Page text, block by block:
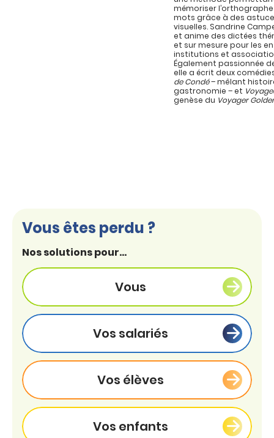
mémoriser
mots grâce à des
visuelles. Sandrine
et anime des dictées
et sur mesure pour les
institutions et
Également passionnée
elle a écrit deux
de Condé– mêlant
gastronomie – et
genèse du Voyager
Vous êtes perdu ?
Nos solutions pour...
Vous
Vos salariés
Vos élèves
Vos enfants